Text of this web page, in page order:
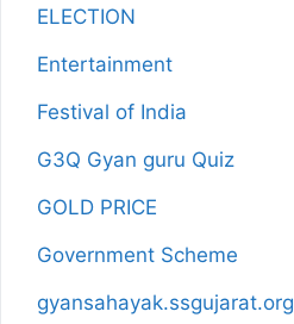
ELECTION
Entertainment
Festival of India
G3Q Gyan guru Quiz
GOLD PRICE
Government Scheme
gyansahayak.ssgujarat.org